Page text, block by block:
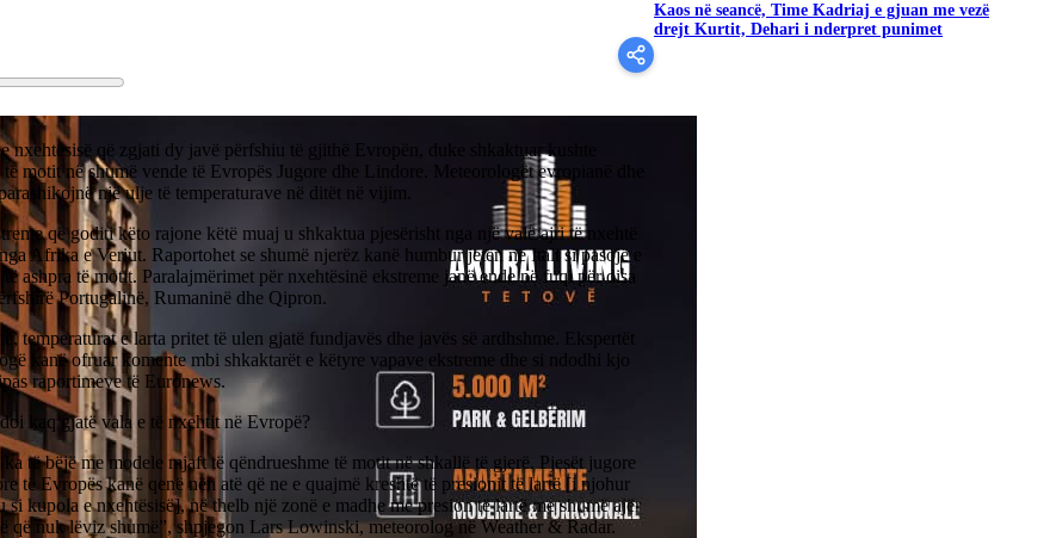
nxehtësisë që zgjati dy javë përfshiu të gjithë Evropën, duke shkaktuar kushte
të motit në shumë vende të Evropës Jugore dhe Lindore. Meteorologët evropianë dhe
një ulje të temperaturave në ditët në vijim.
që goditi këto rajone këtë muaj u shkaktua pjesërisht nga një valë ajri të nxehtë
Afrika e Veriut. Raportohet se shumë njerëz kanë humbur jetën në Itali si pasojë e
ashpra të motit. Paralajmërimet për nxehtësinë ekstreme janë ende në fuqi për disa
Portugalinë, Rumaninë dhe Qipron.
temperaturat e larta pritet të ulen gjatë fundjavës dhe javës së ardhshme. Ekspertët
kanë ofruar komente mbi shkaktarët e këtyre vapave ekstreme dhe si ndodhi kjo
raportimeve të Euronews.
kaq gjatë vala e të nxehtit në Evropë?
të bëjë me modele mjaft të qëndrueshme të motit në shkallë të gjerë. Pjesët jugore
të Evropës kanë qenë nën atë që ne e quajmë kreshtë të presionit të lartë [i njohur
si kupola e nxehtësisë], në thelb një zonë e madhe me presion të lartë me shumë ajër
që nuk lëviz shumë”, shpjegon Lars Lowinski, meteorolog në Weather & Radar.
Kaos në seancë, Time Kadriaj e gjuan me vezë
drejt Kurtit, Dehari i nderpret punimet